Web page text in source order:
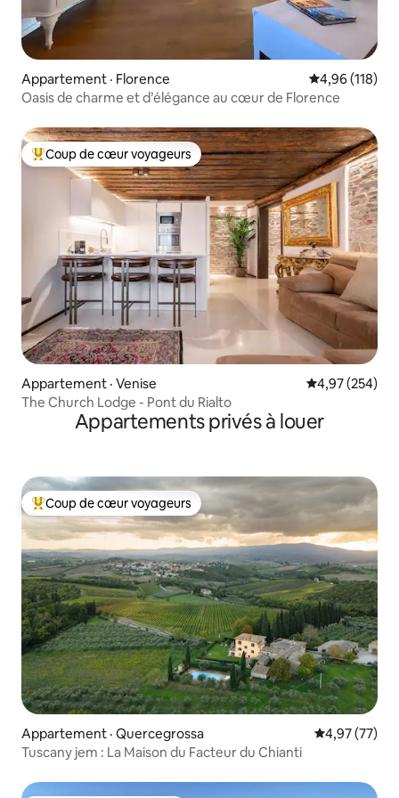
Appartement · Florence Note
4,96 (118)
Oasis de charme et d’élégance au cœur de Florence
Coup de cœur voyageurs parmi les plus aimés
Coup de cœur voyageurs
Appartement · Venise Note
4,97 (254)
The Church Lodge - Pont du Rialto
Appartements privés à louer
Coup de cœur voyageurs parmi les plus aimés
Coup de cœur voyageurs
Appartement · Quercegrossa Note
4,97 (77)
Tuscany jem : La Maison du Facteur du Chianti